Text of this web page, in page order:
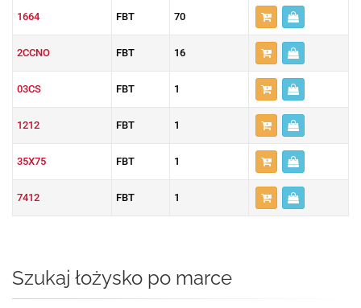
1664 FBT 70
2CCNO FBT 16
03CS FBT 1
1212 FBT 1
35X75 FBT 1
7412 FBT 1
Szukaj łożysko po marce